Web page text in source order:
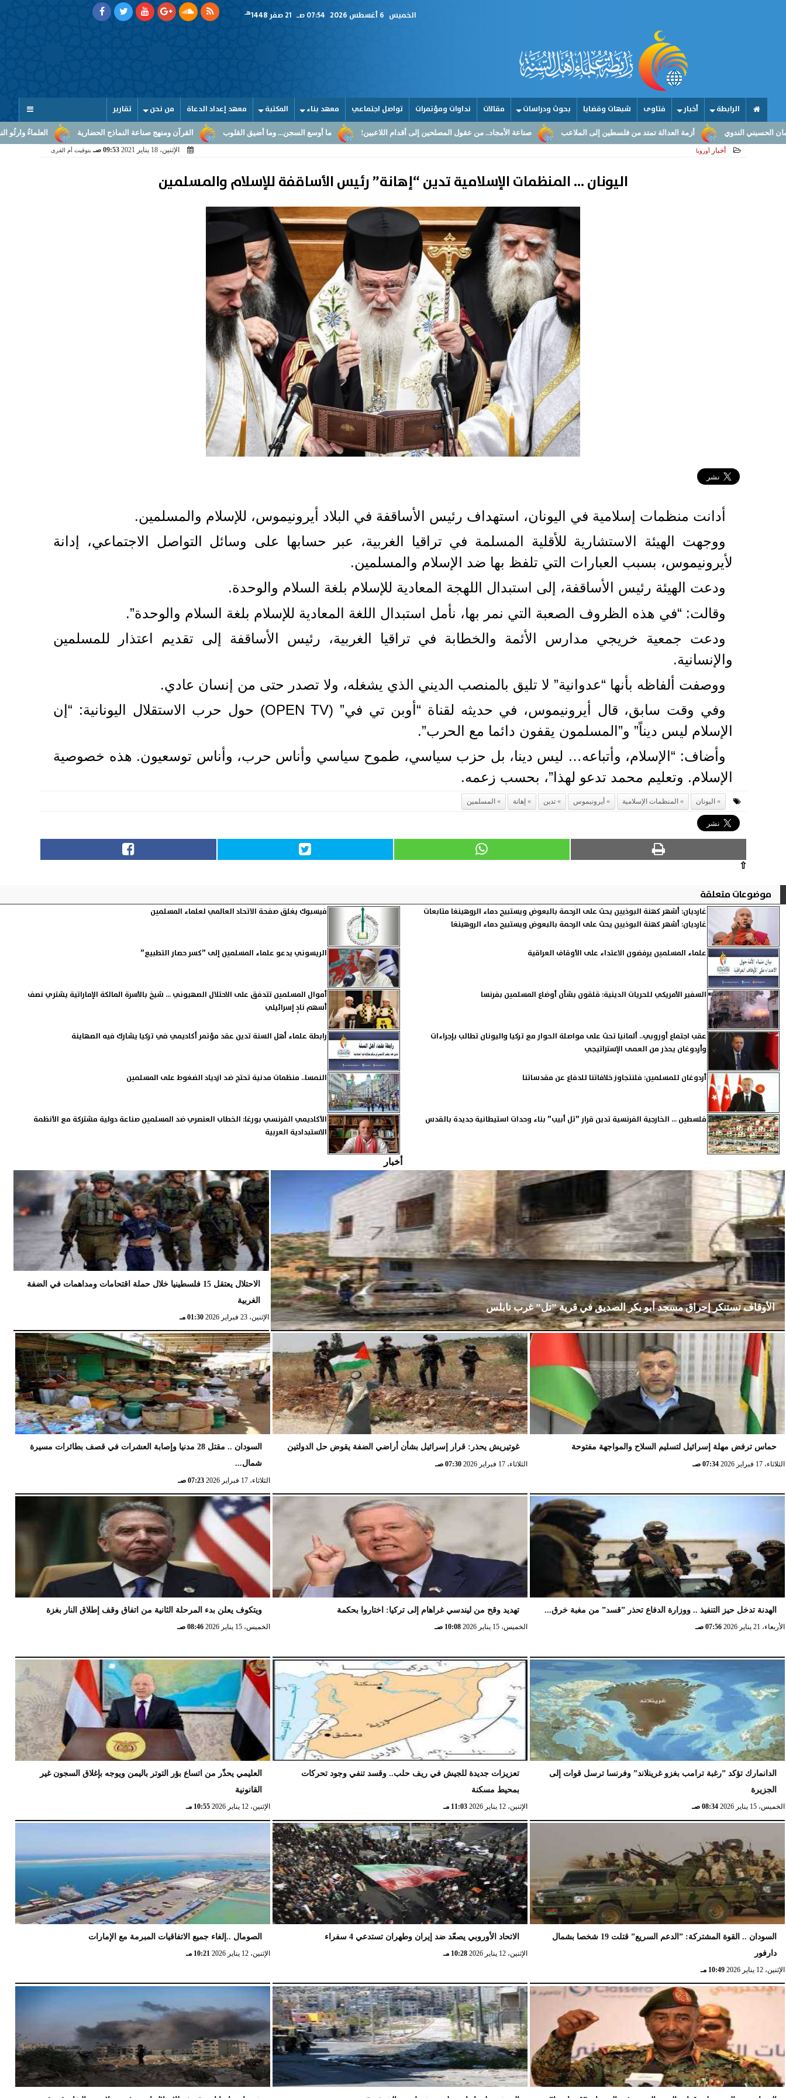
الخميس 07:54 صـ هـ
الرابطة أخبار فتاوى شبهات وقضايا بحوث ودراسات مقالات نداوات ومؤتمرات تواصل اجتماعي معهد بناء المكتبة معهد إعداد الدعاة من نحن تقارير
العلماءُ وارثُو النبوّة: من بلاغ الرسالة القرآن ومنهج صناعة النماذج الحضارية ما أوسع السجن... وما أضيق القلوب صناعة الأمجاد.. من عقول المصلحين إلى أقدام اللاعبين! أزمة العدالة تمتد من فلسطين إلى الملاعب
أخبار أوروبا الإثنين، 18 يناير 2021 09:53 صـ بتوقيت أم القرى
اليونان ... المنظمات الإسلامية تدين “إهانة” رئيس الأساقفة للإسلام والمسلمين
أدانت منظمات إسلامية في اليونان، استهداف رئيس الأساقفة في البلاد أيرونيموس، للإسلام والمسلمين.
ووجهت الهيئة الاستشارية للأقلية المسلمة في تراقيا الغربية، عبر حسابها على وسائل التواصل الاجتماعي، إدانة
لأيرونيموس، بسبب العبارات التي تلفظ بها ضد الإسلام والمسلمين.
ودعت الهيئة رئيس الأساقفة، إلى استبدال اللهجة المعادية للإسلام بلغة السلام والوحدة.
وقالت: “في هذه الظروف الصعبة التي نمر بها، نأمل استبدال اللغة المعادية للإسلام بلغة السلام والوحدة”.
ودعت جمعية خريجي مدارس الأئمة والخطابة في تراقيا الغربية، رئيس الأساقفة إلى تقديم اعتذار للمسلمين
والإنسانية.
ووصفت ألفاظه بأنها “عدوانية” لا تليق بالمنصب الديني الذي يشغله، ولا تصدر حتى من إنسان عادي.
وفي وقت سابق، قال أيرونيموس، في حديثه لقناة “أوبن تي في” (OPEN TV) حول حرب الاستقلال اليونانية: “إن
الإسلام ليس ديناً” و”المسلمون يقفون دائما مع الحرب”.
وأضاف: “الإسلام، وأتباعه… ليس دينا، بل حزب سياسي، طموح سياسي وأناس حرب، وأناس توسعيون. هذه خصوصية
الإسلام. وتعليم محمد تدعو لهذا”، بحسب زعمه.
اليونان المنظمات الإسلامية أيرونيموس تدين إهانة المسلمين
⇧
موضوعات متعلقة
غارديان: أشهر كهنة البوذيين يحث على الرحمة بالبعوض ويستبيح دماء الروهينغا متابعات
غارديان: أشهر كهنة البوذيين يحث على الرحمة بالبعوض ويستبيح دماء الروهينغا
فيسبوك يغلق صفحة الاتحاد العالمي لعلماء المسلمين
علماء المسلمين يرفضون الاعتداء على الأوقاف العراقية الريسوني يدعو علماء المسلمين إلى ”كسر حصار التطبيع”
السفير الأمريكي للحريات الدينية: قلقون بشأن أوضاع المسلمين بفرنسا
أموال المسلمين تتدفق على الاحتلال الصهيوني ... شيخ بالأسرة المالكة الإماراتية يشتري نصف
أسهم نادٍ إسرائيلي
عقب اجتماع أوروبي.. ألمانيا تحث على مواصلة الحوار مع تركيا واليونان تطالب بإجراءات
وأردوغان يحذر من العمى الإستراتيجي
رابطة علماء أهل السنة تدين عقد مؤتمر أكاديمي في تركيا يشارك فيه الصهاينة
أردوغان للمسلمين: فلنتجاوز خلافاتنا للدفاع عن مقدساتنا النمسا.. منظمات مدنية تحتج ضد ازدياد الضغوط على المسلمين
فلسطين ... الخارجية الفرنسية تدين قرار ”تل أبيب” بناء وحدات استيطانية جديدة بالقدس
الأكاديمي الفرنسي بورغا: الخطاب العنصري ضد المسلمين صناعة دولية مشتركة مع الأنظمة
الاستبدادية العربية
أخبار
الأوقاف تستنكر إحراق مسجد أبو بكر الصديق في قرية ”تل” غرب نابلس
الإثنين، 23 فبراير 2026 02:15 مـ
الاحتلال يعتقل 15 فلسطينيا خلال حملة اقتحامات ومداهمات في الضفة
الغربية
الإثنين، 23 فبراير 2026 01:30 مـ
حماس ترفض مهلة إسرائيل لتسليم السلاح والمواجهة مفتوحة
الثلاثاء، 17 فبراير 2026 07:34 صـ
غوتيريش يحذر: قرار إسرائيل بشأن أراضي الضفة يقوض حل الدولتين
الثلاثاء، 17 فبراير 2026 07:30 صـ
السودان .. مقتل 28 مدنيا وإصابة العشرات في قصف بطائرات مسيرة
شمال...
الثلاثاء، 17 فبراير 2026 07:23 صـ
الهدنة تدخل حيز التنفيذ .. ووزارة الدفاع تحذر ”قسد” من مغبة خرق...
الأربعاء، 21 يناير 2026 07:56 صـ
تهديد وقح من ليندسي غراهام إلى تركيا: اختاروا بحكمة
الخميس، 15 يناير 2026 10:08 صـ
ويتكوف يعلن بدء المرحلة الثانية من اتفاق وقف إطلاق النار بغزة
الخميس، 15 يناير 2026 08:46 صـ
الدانمارك تؤكد ”رغبة ترامب بغزو غرينلاند” وفرنسا ترسل قوات إلى
الجزيرة
الخميس، 15 يناير 2026 08:34 صـ
تعزيزات جديدة للجيش في ريف حلب.. وقسد تنفي وجود تحركات
بمحيط مسكنة
الإثنين، 12 يناير 2026 11:03 مـ
العليمي يحذّر من اتساع بؤر التوتر باليمن ويوجه بإغلاق السجون غير
القانونية
الإثنين، 12 يناير 2026 10:55 مـ
السودان .. القوة المشتركة: ”الدعم السريع” قتلت 19 شخصا بشمال
دارفور
الإثنين، 12 يناير 2026 10:49 مـ
الاتحاد الأوروبي يصعّد ضد إيران وطهران تستدعي 4 سفراء
الإثنين، 12 يناير 2026 10:28 مـ
الصومال ..إلغاء جميع الاتفاقيات المبرمة مع الإمارات
الإثنين، 12 يناير 2026 10:21 مـ